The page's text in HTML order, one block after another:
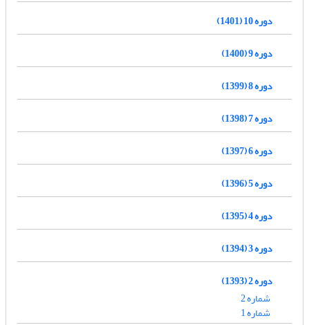
دوره 10 (1401)
دوره 9 (1400)
دوره 8 (1399)
دوره 7 (1398)
دوره 6 (1397)
دوره 5 (1396)
دوره 4 (1395)
دوره 3 (1394)
دوره 2 (1393)
شماره 2
شماره 1